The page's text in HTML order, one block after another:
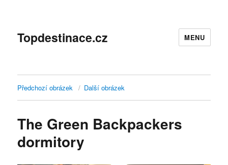
Topdestinace.cz MENU
Předchozí obrázek Další obrázek
The Green Backpackers
dormitory